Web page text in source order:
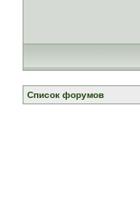
Список форумов